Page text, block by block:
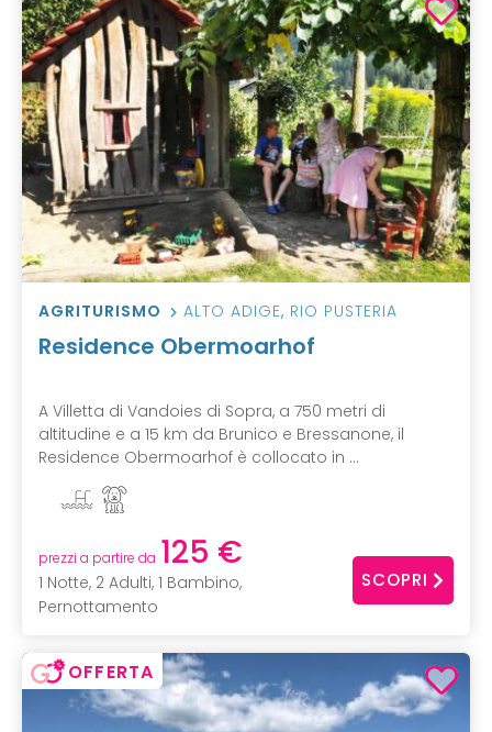
AGRITURISMO ALTO ADIGE, RIO PUSTERIA
Residence Obermoarhof
A Villetta di Vandoies di Sopra, a 750 metri di
altitudine e a 15 km da Brunico e Bressanone, il
Residence Obermoarhof è collocato in ...
prezzi a partire da 125 €
1 Notte, 2 Adulti, 1 Bambino,
Pernottamento
SCOPRI
OFFERTA